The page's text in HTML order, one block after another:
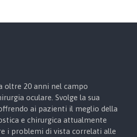
oltre 20 anni nel campo
oculare. Svolge la sua
ai pazienti il meglio della
e chirurgica attualmente
i problemi di vista correlati alle